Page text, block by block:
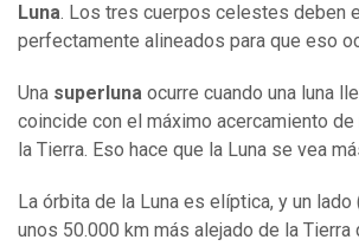
Luna. Los tres cuerpos celestes deben
perfectamente alineados para que eso
Una superluna ocurre cuando una luna
coincide con el máximo acercamiento
la Tierra. Eso hace que la Luna se vea
La órbita de la Luna es elíptica, y un
unos 50.000 km más alejado de la Tierra